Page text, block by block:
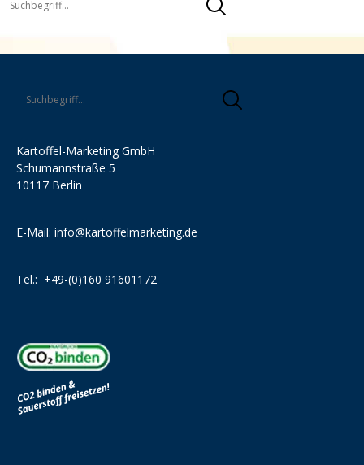
Kartoffel-Marketing GmbH
Schumannstraße 5
10117 Berlin
E-Mail: info@kartoffelmarketing.de
Tel.: +49-(0)160 91601172